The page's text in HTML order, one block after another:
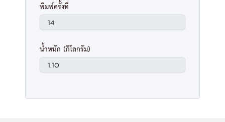
พิมพ์ครั้งที่
น้ำหนัก (กิโลกรัม)